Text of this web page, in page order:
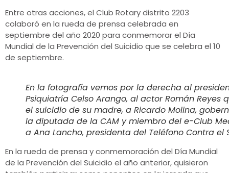
Entre otras acciones, el Club Rotary distrito 2203
colaboró en la rueda de prensa celebrada en
septiembre del año 2020 para conmemorar el Día
Mundial de la Prevención del Suicidio que se celebra el 10
de septiembre.
En la fotografía vemos por la derecha al
Psiquiatría Celso Arango, al actor Román Reyes
el suicidio de su madre, a Ricardo Molina,
la diputada de la CAM y miembro del e-Club
a Ana Lancho, presidenta del Teléfono Contra el
En la rueda de prensa y conmemoración del Día Mundial
de la Prevención del Suicidio el año anterior, quisieron